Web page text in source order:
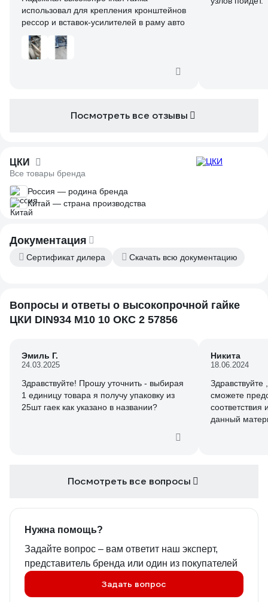
использовал для крепления кронштейнов
рессор и вставок-усилителей в раму авто
Посмотреть все отзывы
ЦКИ
Все товары бренда
Россия — родина бренда
Китай — страна производства
Документация
Сертификат дилера Скачать всю документацию
Вопросы и ответы о высокопрочной гайке
ЦКИ DIN934 М10 10 ОКС 2 57856
Эмиль Г.
24.03.2025
Здравствуйте! Прошу уточнить - выбирая
1 единицу товара я получу упаковку из
25шт гаек как указано в названии?
Никита
18.06.2024
Здравствуйте
сможете
соответствия
данный
Посмотреть все вопросы
Нужна помощь?
Задайте вопрос – вам ответит наш эксперт,
представитель бренда или один из покупателей
Задать вопрос